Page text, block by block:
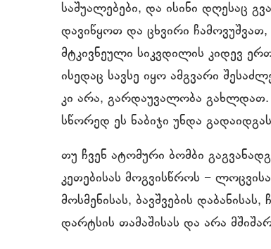
საშუალებები, და ისინი დღესაც
დავიწყოთ და ცხვირი
მტკივნეული სიკვდილის კიდევ
ისედაც სავსე იყო ამგვარი
კი არა, გარდაუვალობა
სწორედ ეს ნაბიჯი უნდა
თუ ჩვენ ატომური ბომბი
კეთებისას მოგვისწროს −
მოსმენისას, ბავშვების
დარტსის თამაშისას და არა